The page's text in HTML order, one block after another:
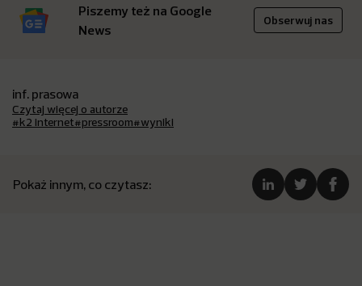
Piszemy też na Google
News
Obserwuj nas
inf. prasowa
Czytaj więcej o autorze
#k2 internet#pressroom#wyniki
Pokaż innym, co czytasz: